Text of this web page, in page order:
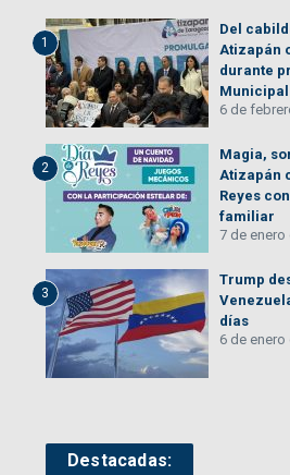
1
Del
Atizapán
durante
Municipal
6 de
2
Magia,
Atizapán
Reyes
familiar
7 de enero
3
Trump
días
6 de enero
Destacadas: